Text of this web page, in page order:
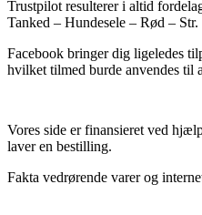
Trustpilot resulterer i altid
Tanked – Hundesele – Rød –
Facebook bringer dig ligeledes
hvilket tilmed burde anvendes til
Vores side er finansieret ved
laver en bestilling.
Fakta vedrørende varer og